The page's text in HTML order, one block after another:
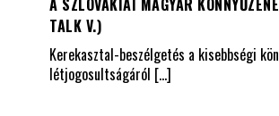
TALK V.)
Kerekasztal-beszélgetés a kisebbségi
létjogosultságáról […]